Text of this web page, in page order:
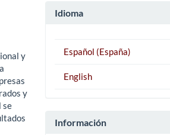
y
y
se
Idioma
Español (España)
English
Información